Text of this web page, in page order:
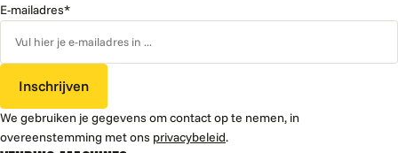
E-mailadres*
Inschrijven
We gebruiken je gegevens om contact op te nemen, in
overeenstemming met ons privacybeleid.